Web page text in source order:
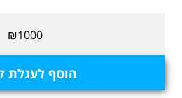
₪1000
הוסף לעגלת